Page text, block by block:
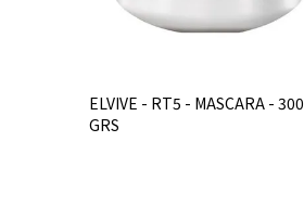
ELVIVE - RT5 - MASCARA - 300
GRS